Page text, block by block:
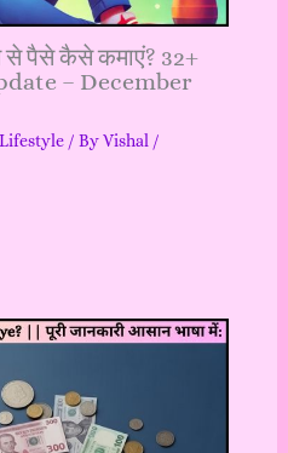
पैसे कैसे कमाएं? 32+
– December
/ ByVishal /